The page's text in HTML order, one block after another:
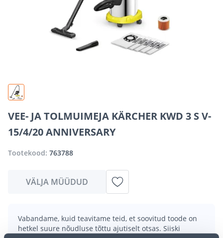
VEE- JA TOLMUIMEJA KÄRCHER KWD 3 S V-
15/4/20 ANNIVERSARY
Tootekood: 763788
VÄLJA MÜÜDUD
Vabandame, kuid teavitame teid, et soovitud toode on
hetkel suure nõudluse tõttu ajutiselt otsas. Siiski